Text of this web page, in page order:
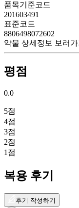
품목기준코드
201603491
표준코드
8806498072602
약물 상세정보 보러
평점
0.0
5점
4점
3점
2점
1 점
복용 후기
후기 작성하기